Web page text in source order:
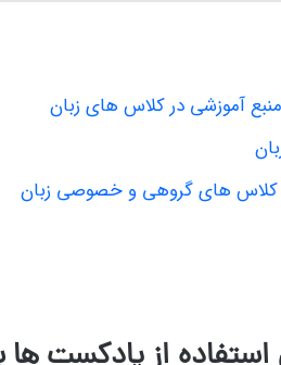
آموزشی در کلاس های زبان
کلاس های گروهی و خصوصی زبان